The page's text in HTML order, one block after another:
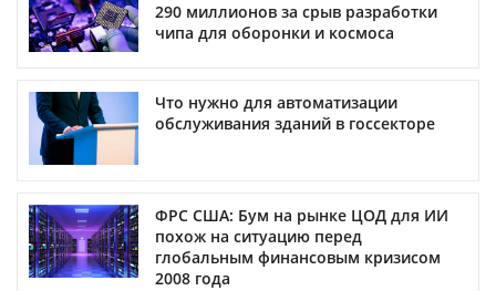
290 миллионов за срыв разработки
чипа для оборонки и космоса
Что нужно для автоматизации
обслуживания зданий в госсекторе
ФРС США: Бум на рынке ЦОД для ИИ
похож на ситуацию перед
глобальным финансовым кризисом
2008 года